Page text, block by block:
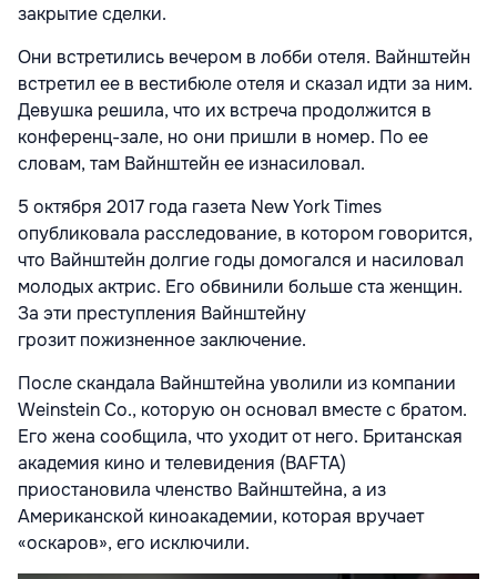
закрытие сделки.
Они встретились вечером в лобби отеля. Вайнштейн
встретил ее в вестибюле отеля и сказал идти за ним.
Девушка решила, что их встреча продолжится в
конференц-зале, но они пришли в номер. По ее
словам, там Вайнштейн ее изнасиловал.
5 октября 2017 года газета New York Times
опубликовала расследование, в котором говорится,
что Вайнштейн долгие годы домогался и насиловал
молодых актрис. Его обвинили больше ста женщин.
За эти преступления Вайнштейну
грозит пожизненное заключение.
После скандала Вайнштейна уволили из компании
Weinstein Со., которую он основал вместе с братом.
Его жена сообщила, что уходит от него. Британская
академия кино и телевидения (BAFTA)
приостановила членство Вайнштейна, а из
Американской киноакадемии, которая вручает
«оскаров», его исключили.